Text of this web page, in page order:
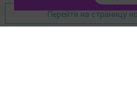
Перейти на страницу